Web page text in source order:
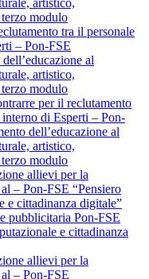
artistico,
modulo
tra il personale
– Pon-FSE
al
artistico,
modulo
per il reclutamento
di Esperti – Pon-
dell’educazione al
artistico,
modulo
allievi per la
– Pon-FSE “Pensiero
e cittadinanza digitale”
pubblicitaria Pon-FSE
e cittadinanza
allievi per la
– Pon-FSE